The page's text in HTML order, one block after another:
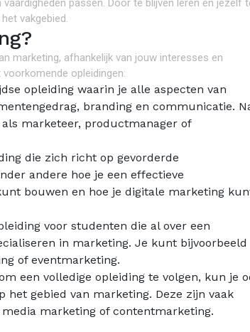
passen. Door te blijven leren en jezelf
vakgebied.
marketing, afhankelijk van jouw interesses en
opleidingen:
opleiding waarin je alle aspecten van
branding en communicatie.
marketeer, productmanager of
die zich richt op gevorderde
andere hoe je een effectieve
bouwen en hoe je digitale marketing
voor studenten die al over een
in marketing. Je kunt bijvoorbeeld
of eventmarketing.
een volledige opleiding te volgen, kun je
het gebied van marketing. Deze zijn vaak
marketing of contentmarketing.